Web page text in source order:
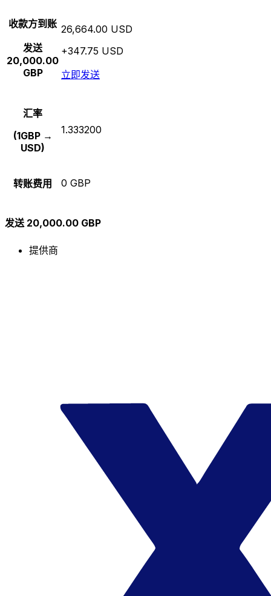
收款方到账
发送
20,000.00
GBP
26,664.00 USD
+347.75 USD
立即发送
汇率
(1GBP →
USD)
1.333200
转账费用 0 GBP
发送 20,000.00 GBP
提供商